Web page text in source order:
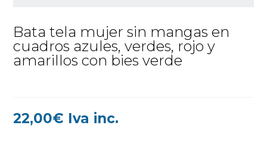
Bata tela mujer sin mangas en
cuadros azules, verdes, rojo y
amarillos con bies verde
22,00€ Iva inc.